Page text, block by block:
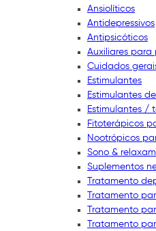
Ansiolíticos
Antidepressivos
Antipsicóticos
Auxiliares para
Cuidados
Estimulantes
Estimulantes
Estimulantes /
Fitoterápicos
Nootrópicos
Sono &
Suplementos
Tratamento
Tratamento
Tratamento
Tratamento